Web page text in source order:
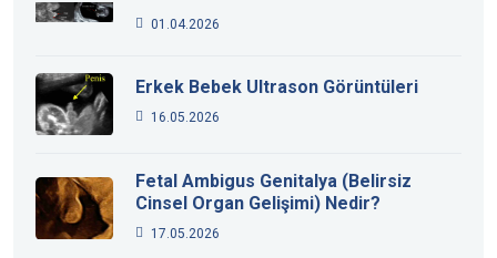
01.04.2026
Erkek Bebek Ultrason Görüntüleri
16.05.2026
Fetal Ambigus Genitalya (Belirsiz
Cinsel Organ Gelişimi) Nedir?
17.05.2026